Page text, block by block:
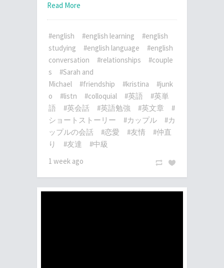
Read More
#english #english learning
#english
studying
#english language
#english
conversation
#relationships
#couple
s
#Sarah and
Michael
#friendship #kristina
#junk
o
#listn #colloquial #英語
#英単
語
#英会話 #英語勉強 #英文章
#
ショートストーリー
#カップル
#カ
ップルの会話
#恋愛 #友情
#仲直
り
#友達
#中級
1 week ago